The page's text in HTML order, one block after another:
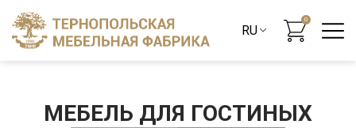
0
МЕБЕЛЬ ДЛЯ ГОСТИНЫХ